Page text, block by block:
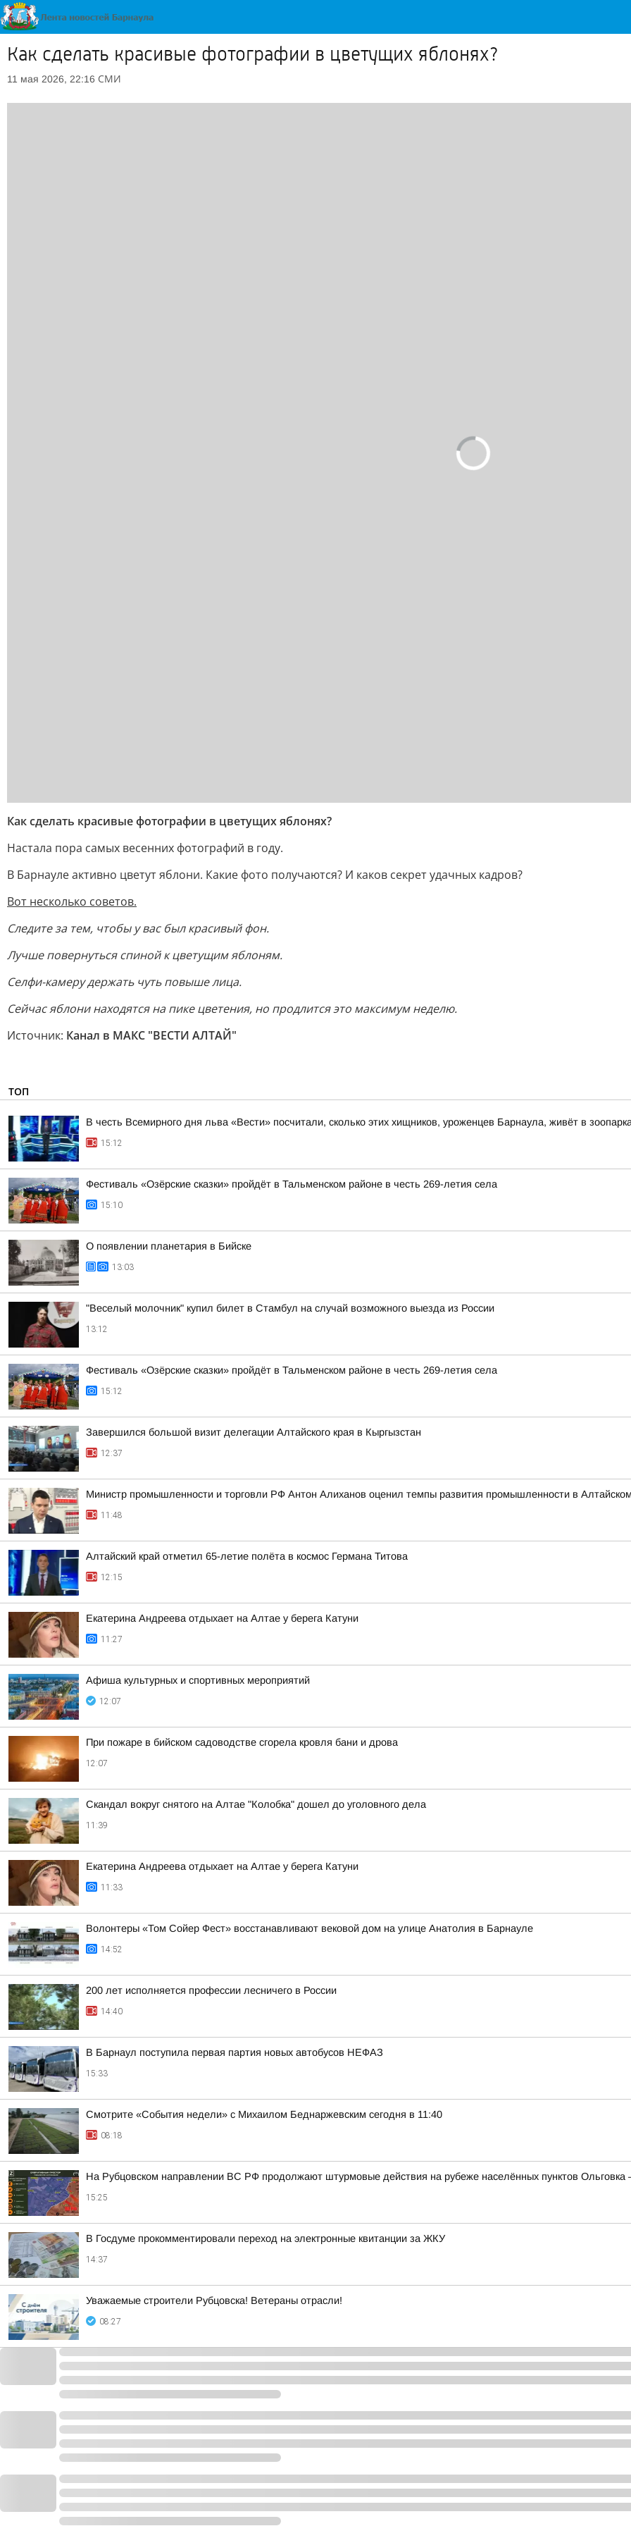
Как сделать красивые фотографии в цветущих яблонях?
11 мая 2026, 22:16 СМИ
Как сделать красивые фотографии в цветущих яблонях?
Настала пора самых весенних фотографий в году.
В Барнауле активно цветут яблони. Какие фото получаются? И каков секрет удачных кадров?
Вот несколько советов.
Следите за тем, чтобы у вас был красивый фон.
Лучше повернуться спиной к цветущим яблоням.
Селфи-камеру держать чуть повыше лица.
Сейчас яблони находятся на пике цветения, но продлится это максимум неделю.
Источник: Канал в МАКС "ВЕСТИ АЛТАЙ"
ТОП
В честь Всемирного дня льва «Вести» посчитали, сколько этих хищников, уроженцев Барнаула, живёт в
15:12
Фестиваль «Озёрские сказки» пройдёт в Тальменском районе в честь 269-летия села
15:10
О появлении планетария в Бийске
13:03
"Веселый молочник" купил билет в Стамбул на случай возможного выезда из России
13:12
Фестиваль «Озёрские сказки» пройдёт в Тальменском районе в честь 269-летия села
15:12
Завершился большой визит делегации Алтайского края в Кыргызстан
12:37
Министр промышленности и торговли РФ Антон Алиханов оценил темпы развития промышленности в
11:48
Алтайский край отметил 65-летие полёта в космос Германа Титова
12:15
Екатерина Андреева отдыхает на Алтае у берега Катуни
11:27
Афиша культурных и спортивных мероприятий
12:07
При пожаре в бийском садоводстве сгорела кровля бани и дрова
12:07
Скандал вокруг снятого на Алтае "Колобка" дошел до уголовного дела
11:39
Екатерина Андреева отдыхает на Алтае у берега Катуни
11:33
Волонтеры «Том Сойер Фест» восстанавливают вековой дом на улице Анатолия в Барнауле
14:52
200 лет исполняется профессии лесничего в России
14:40
В Барнаул поступила первая партия новых автобусов НЕФАЗ
15:33
Смотрите «События недели» с Михаилом Беднаржевским сегодня в 11:40
08:18
На Рубцовском направлении ВС РФ продолжают штурмовые действия на рубеже населённых пунктов
15:25
В Госдуме прокомментировали переход на электронные квитанции за ЖКУ
14:37
Уважаемые строители Рубцовска! Ветераны отрасли!
08:27